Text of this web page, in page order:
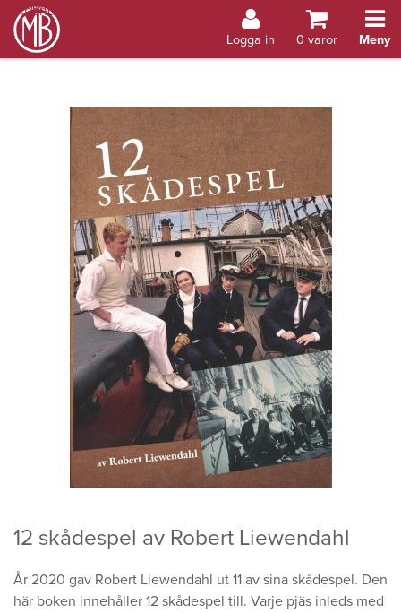
Åland
Logga in 0 varor Meny
12 skådespel av Robert Liewendahl
År 2020 gav Robert Liewendahl ut 11 av sina skådespel. Den
här boken innehåller 12 skådespel till. Varje pjäs inleds med